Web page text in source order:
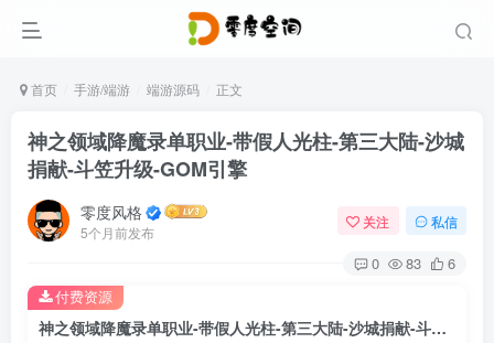
首页 手游/端游 端游源码 正文
神之领域降魔录单职业-带假人光柱-第三大陆-沙城
捐献-斗笠升级-GOM引擎
零度风格
5个月前发布
关注 私信
0 83 6
神之领域降魔录单职业-带假人光柱-第三大陆-沙城捐献-斗笠升级-GOM引擎
付费资源